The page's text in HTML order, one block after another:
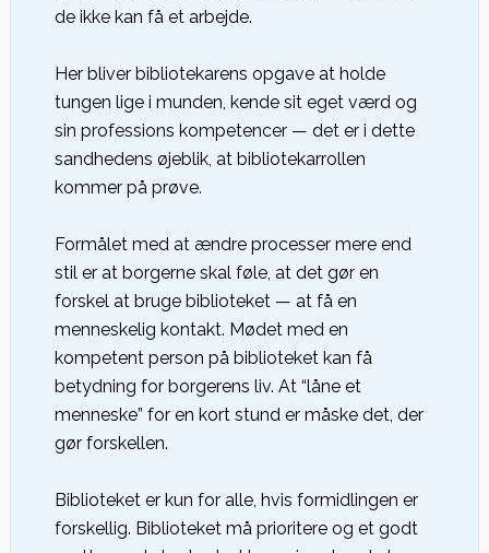
de ikke kan få et arbejde.
Her bliver bibliotekarens opgave at holde
tungen lige i munden, kende sit eget værd og
sin professions kompetencer — det er i dette
sandhedens øjeblik, at bibliotekarrollen
kommer på prøve.
Formålet med at ændre processer mere end
stil er at borgerne skal føle, at det gør en
forskel at bruge biblioteket — at få en
menneskelig kontakt. Mødet med en
kompetent person på biblioteket kan få
betydning for borgerens liv. At “låne et
menneske” for en kort stund er måske det, der
gør forskellen.
Biblioteket er kun for alle, hvis formidlingen er
forskellig. Biblioteket må prioritere og et godt